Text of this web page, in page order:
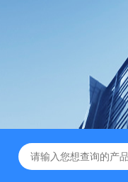
高温耐压工业电导率仪